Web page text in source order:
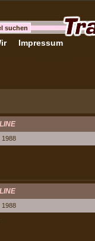
Impressum
1988
1988